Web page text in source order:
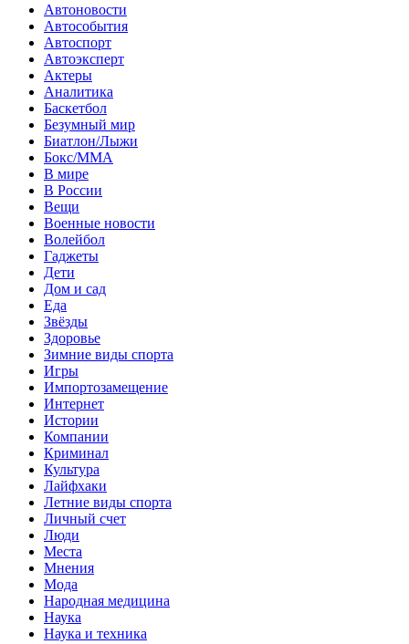
Автоновости
Автособытия
Автоспорт
Автоэксперт
Актеры
Аналитика
Баскетбол
Безумный мир
Биатлон/Лыжи
Бокс/MMA
В мире
В России
Вещи
Военные новости
Волейбол
Гаджеты
Дети
Дом и сад
Еда
Звёзды
Здоровье
Зимние виды спорта
Игры
Импортозамещение
Интернет
Истории
Компании
Криминал
Культура
Лайфхаки
Летние виды спорта
Личный счет
Люди
Места
Мнения
Мода
Народная медицина
Наука
Наука и техника